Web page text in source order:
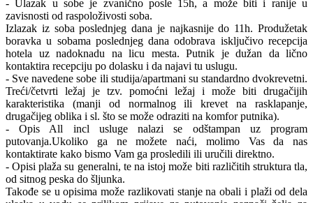
- Ulazak u sobe je zvanično posle 15h, a može biti i ranije u
zavisnosti od raspoloživosti soba.
Izlazak iz soba poslednjeg dana je najkasnije do 11h. Produžetak
boravka u sobama poslednjeg dana odobrava isključivo recepcija
hotela uz nadoknadu na licu mesta. Putnik je dužan da lično
kontaktira recepciju po dolasku i da najavi tu uslugu.
- Sve navedene sobe ili studija/apartmani su standardno dvokrevetni.
Treći/četvrti ležaj je tzv. pomoćni ležaj i može biti drugačijih
karakteristika (manji od normalnog ili krevet na rasklapanje,
drugačijeg oblika i sl. što se može odraziti na komfor putnika).
- Opis All incl usluge nalazi se odštampan uz program
putovanja.Ukoliko ga ne možete naći, molimo Vas da nas
kontaktirate kako bismo Vam ga prosledili ili uručili direktno.
- Opisi plaža su generalni, te na istoj može biti različitih struktura tla,
od sitnog peska do šljunka.
Takođe se u opisima može razlikovati stanje na obali i plaži od dela